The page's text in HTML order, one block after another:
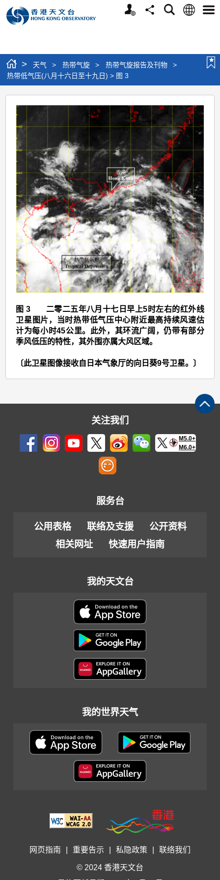
个
分
搜
语
选
> 天气 > 热带气旋 > 热带气旋报告及刊物
>
热带低气压(八月十六日至十九日) > 图 3
热
带
低
气
压
(八
月
十
六
日
至
十
九
图
图 3 二零二五年八月十七日早上5时左右的红外线
卫星图片，当时热带低气压中心附近最高持续风速估
计为每小时45公里。此外，其环流广阔，仍带有部分
季风低压的特性，其外围亦属大风区域。
〔此卫星图像接收自日本气象厅的向日葵9号卫星。〕
关注我们
M5.0+
M6.0+
服务台
公用表格 联络及支援
公开资料
相关网址
快速用户指南
我的天文台
我的世界天气
网页指南 重要告示 私隐政策 联络我们
© 2024 香港天文台